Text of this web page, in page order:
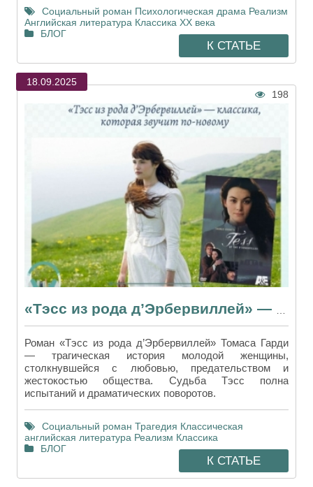
Социальный роман Психологическая драма Реализм
Английская литература Классика XX века
БЛОГ
К СТАТЬЕ
18.09.2025
198
Роман «Тэсс из рода д’Эрбервиллей» Томаса Гарди
— трагическая история молодой женщины,
столкнувшейся с любовью, предательством и
жестокостью общества. Судьба Тэсс полна
испытаний и драматических поворотов.
Социальный роман Трагедия Классическая
английская литература Реализм Классика
БЛОГ
К СТАТЬЕ